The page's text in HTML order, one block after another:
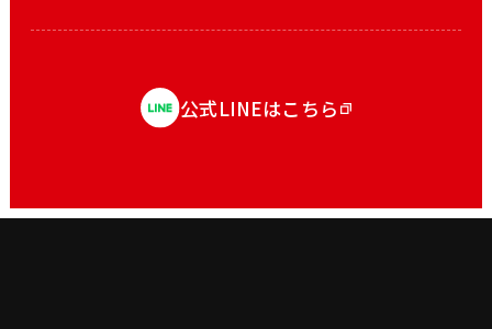
公式LINEはこちら